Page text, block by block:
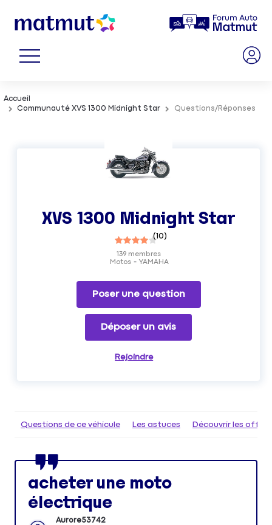
Accueil
Communauté XVS 1300 Midnight Star
Questions/Réponses
XVS 1300 Midnight Star
(10)
Motos YAMAHA
139membres
Poser une question
Déposer un avis
Rejoindre
Questions de ce véhicule Les astuces Découvrir les
acheter une moto
électrique
Aurore53742